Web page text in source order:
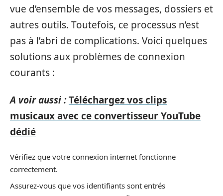
vue d’ensemble de vos messages, dossiers et
autres outils. Toutefois, ce processus n’est
pas à l’abri de complications. Voici quelques
solutions aux problèmes de connexion
courants :
A voir aussi :Téléchargez vos clips
musicaux avec ce convertisseur YouTube
dédié
Vérifiez que votre connexion internet fonctionne
correctement.
Assurez-vous que vos identifiants sont entrés